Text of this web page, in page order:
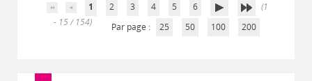
1 2 3 4 5 6
(1
- 15 / 154)
Par page : 25 50 100 200